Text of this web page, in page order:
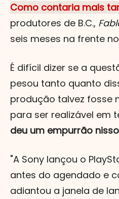
Como contaria mais
produtores de B.C.,
seis meses na frente
É difícil dizer se a
pesou tanto quanto
produção talvez fosse
para ser realizável em
deu um empurrão nisso
"A Sony lançou o
antes do agendado e
adiantou a janela de